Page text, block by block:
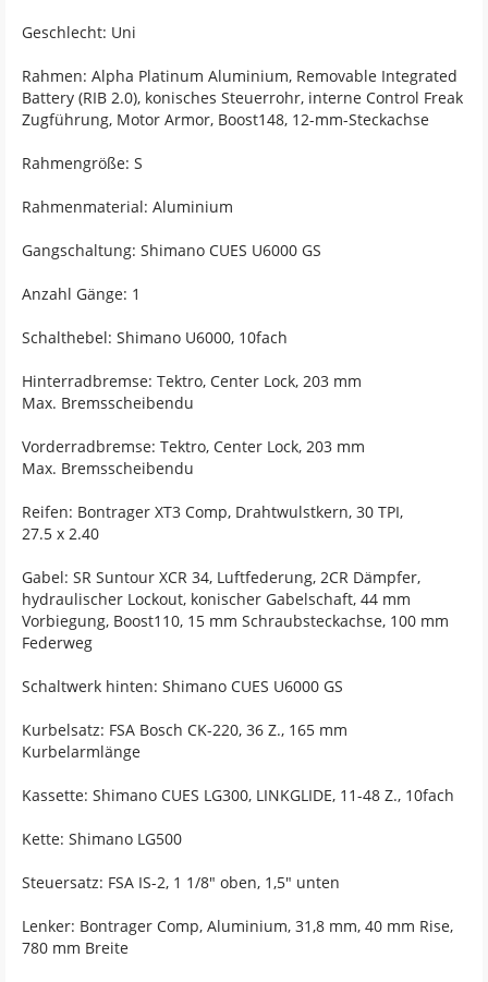
Geschlecht: Uni
Rahmen: Alpha Platinum Aluminium, Removable Integrated
Battery (RIB 2.0), konisches Steuerrohr, interne Control Freak
Zugführung, Motor Armor, Boost148, 12-mm-Steckachse
Rahmengröße: S
Rahmenmaterial: Aluminium
Gangschaltung: Shimano CUES U6000 GS
Anzahl Gänge: 1
Schalthebel: Shimano U6000, 10fach
Hinterradbremse: Tektro, Center Lock, 203 mm
Max. Bremsscheibendu
Vorderradbremse: Tektro, Center Lock, 203 mm
Max. Bremsscheibendu
Reifen: Bontrager XT3 Comp, Drahtwulstkern, 30 TPI,
27.5 x 2.40
Gabel: SR Suntour XCR 34, Luftfederung, 2CR Dämpfer,
hydraulischer Lockout, konischer Gabelschaft, 44 mm
Vorbiegung, Boost110, 15 mm Schraubsteckachse, 100 mm
Federweg
Schaltwerk hinten: Shimano CUES U6000 GS
Kurbelsatz: FSA Bosch CK-220, 36 Z., 165 mm
Kurbelarmlänge
Kassette: Shimano CUES LG300, LINKGLIDE, 11-48 Z., 10fach
Kette: Shimano LG500
Steuersatz: FSA IS-2, 1 1/8" oben, 1,5" unten
Lenker: Bontrager Comp, Aluminium, 31,8 mm, 40 mm Rise,
780 mm Breite